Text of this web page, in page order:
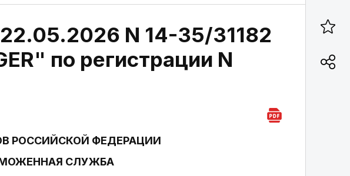
N 14-35/31182
по регистрации N
РОССИЙСКОЙ ФЕДЕРАЦИИ
СЛУЖБА